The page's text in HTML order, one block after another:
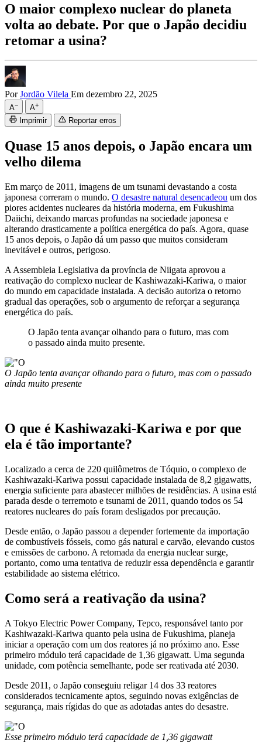
O maior complexo nuclear do planeta
volta ao debate. Por que o Japão decidiu
retomar a usina?
PorJordão Vilela Em dezembro 22, 2025
A− A+
Imprimir Reportar erros
Quase 15 anos depois, o Japão encara um
velho dilema
Em março de 2011, imagens de um tsunami devastando a costa
japonesa correram o mundo. O desastre natural desencadeou um dos
piores acidentes nucleares da história moderna, em Fukushima
Daiichi, deixando marcas profundas na sociedade japonesa e
alterando drasticamente a política energética do país. Agora, quase
15 anos depois, o Japão dá um passo que muitos consideram
inevitável e outros, perigoso.
A Assembleia Legislativa da província de Niigata aprovou a
reativação do complexo nuclear de Kashiwazaki-Kariwa, o maior
do mundo em capacidade instalada. A decisão autoriza o retorno
gradual das operações, sob o argumento de reforçar a segurança
energética do país.
O Japão tenta avançar olhando para o futuro, mas com
o passado ainda muito presente.
O Japão tenta avançar olhando para o futuro, mas com o passado
ainda muito presente
O que é Kashiwazaki-Kariwa e por que
ela é tão importante?
Localizado a cerca de 220 quilômetros de Tóquio, o complexo de
Kashiwazaki-Kariwa possui capacidade instalada de 8,2 gigawatts,
energia suficiente para abastecer milhões de residências. A usina está
parada desde o terremoto e tsunami de 2011, quando todos os 54
reatores nucleares do país foram desligados por precaução.
Desde então, o Japão passou a depender fortemente da importação
de combustíveis fósseis, como gás natural e carvão, elevando custos
e emissões de carbono. A retomada da energia nuclear surge,
portanto, como uma tentativa de reduzir essa dependência e garantir
estabilidade ao sistema elétrico.
Como será a reativação da usina?
A Tokyo Electric Power Company, Tepco, responsável tanto por
Kashiwazaki-Kariwa quanto pela usina de Fukushima, planeja
iniciar a operação com um dos reatores já no próximo ano. Esse
primeiro módulo terá capacidade de 1,36 gigawatt. Uma segunda
unidade, com potência semelhante, pode ser reativada até 2030.
Desde 2011, o Japão conseguiu religar 14 dos 33 reatores
considerados tecnicamente aptos, seguindo novas exigências de
segurança, mais rígidas do que as adotadas antes do desastre.
Esse primeiro módulo terá capacidade de 1,36 gigawatt